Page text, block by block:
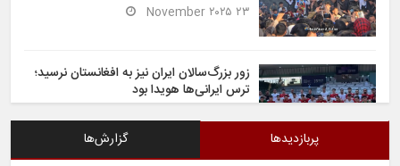
۲۳ November ۲۰۲۵
زور بزرگ‌سالان ایران نیز به افغانستان نرسید؛
ترس ایرانی‌ها هویدا بود
پربازدیدها گزارش‌ها